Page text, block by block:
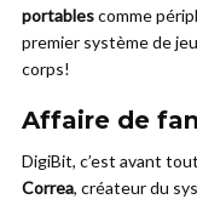
portablescomme
premier système de
corps!
Affaire de
DigiBit, c’est avant
Correa, créateur du